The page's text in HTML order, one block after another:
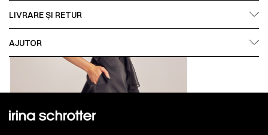
LIVRARE ȘI RETUR
AJUTOR